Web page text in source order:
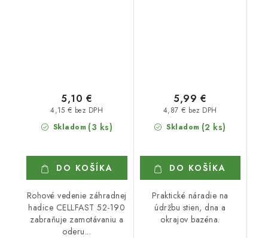
Skladom (3 ks)
4,15 € bez DPH
5,10 €
DO KOŠÍKA
Rohové vedenie záhradnej
hadice CELLFAST 52-190
zabraňuje zamotávaniu a
oderu...
Skladom (2 ks)
4,87 € bez DPH
5,99 €
DO KOŠÍKA
Praktické náradie na
údržbu stien, dna a
okrajov bazéna.